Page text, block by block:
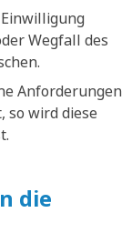
Wegfall des
Anforderungen
so wird diese
die